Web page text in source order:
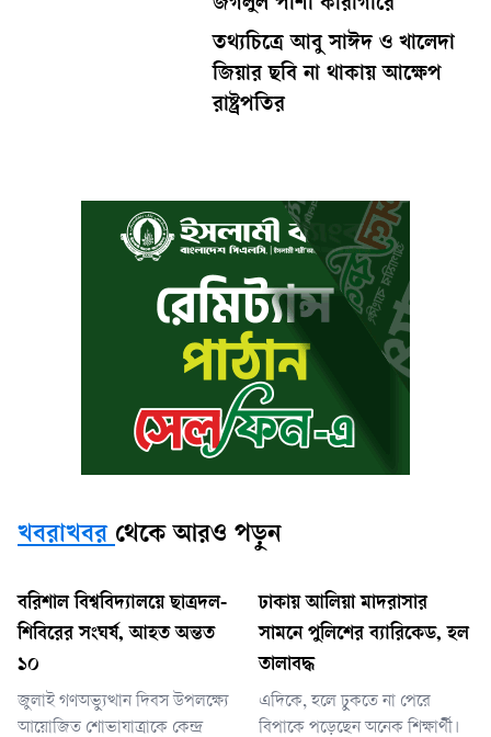
জগলুল পাশা কারাগারে
তথ্যচিত্রে আবু সাঈদ ও খালেদা
জিয়ার ছবি না থাকায় আক্ষেপ
রাষ্ট্রপতির
খবরাখবর থেকে আরও পড়ুন
বরিশাল বিশ্ববিদ্যালয়ে ছাত্রদল-
শিবিরের সংঘর্ষ, আহত অন্তত
১০
জুলাই গণঅভ্যুত্থান দিবস উপলক্ষ্যে
আয়োজিত শোভাযাত্রাকে কেন্দ্র
ঢাকায় আলিয়া মাদরাসার
সামনে পুলিশের ব্যারিকেড, হল
তালাবদ্ধ
এদিকে, হলে ঢুকতে না পেরে
বিপাকে পড়েছেন অনেক শিক্ষার্থী।